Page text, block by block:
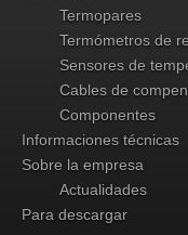
Termopares
Termómetros de
Sensores de
Cables de
Componentes
Informaciones técnicas
Sobre la empresa
Actualidades
Para descargar